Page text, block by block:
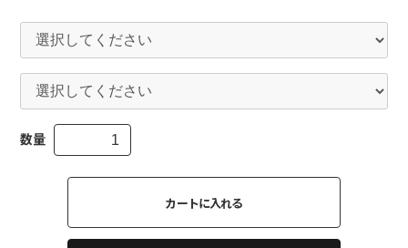
数量
カートに入れる